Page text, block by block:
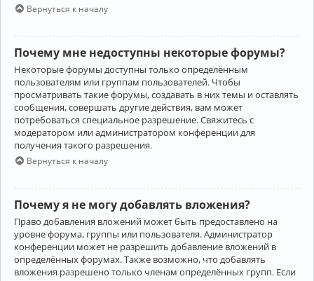
Вернуться к началу
Почему мне недоступны некоторые форумы?
Некоторые форумы доступны только определённым
пользователям или группам пользователей. Чтобы
просматривать такие форумы, создавать в них темы и оставлять
сообщения, совершать другие действия, вам может
потребоваться специальное разрешение. Свяжитесь с
модератором или администратором конференции для
получения такого разрешения.
Вернуться к началу
Почему я не могу добавлять вложения?
Право добавления вложений может быть предоставлено на
уровне форума, группы или пользователя. Администратор
конференции может не разрешить добавление вложений в
определённых форумах. Также возможно, что добавлять
вложения разрешено только членам определённых групп. Если